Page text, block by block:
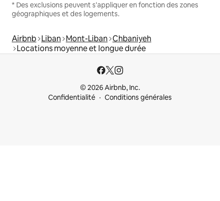
* Des exclusions peuvent s'appliquer en fonction des zones
géographiques et des logements.
Airbnb Liban Mont-Liban Chbaniyeh
Locations moyenne et longue durée
© 2026 Airbnb, Inc.
Confidentialité
Conditions générales